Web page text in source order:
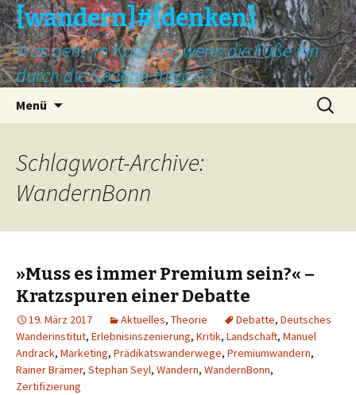
[wandern]#[denken]
Was geht im Kopf vor, wenn die Füße ihn
durch die Gegend tragen?
Menü
Suche
nach:
Schlagwort-Archive:
WandernBonn
»Muss es immer Premium sein?« –
Kratzspuren einer Debatte
19. März 2017 Aktuelles, Theorie Debatte, Deutsches
Wanderinstitut, Erlebnisinszenierung, Kritik, Landschaft, Manuel
Andrack, Marketing, Prädikatswanderwege, Premiumwandern,
Rainer Brämer, Stephan Seyl, Wandern, WandernBonn,
Zertifizierung